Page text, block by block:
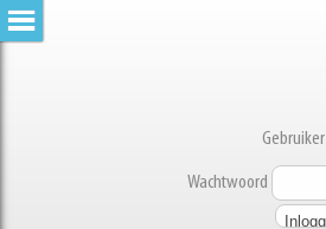
Gebruiker
Wachtwoord